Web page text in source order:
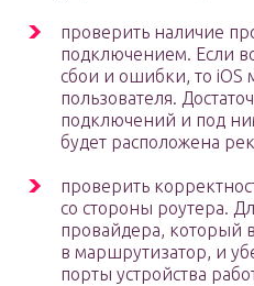
проверить наличие
подключением. Если
сбои и ошибки, то iOS
пользователя.
подключений и под
будет расположена
проверить
со стороны роутера.
провайдера, который
в маршрутизатор, и
порты устройства